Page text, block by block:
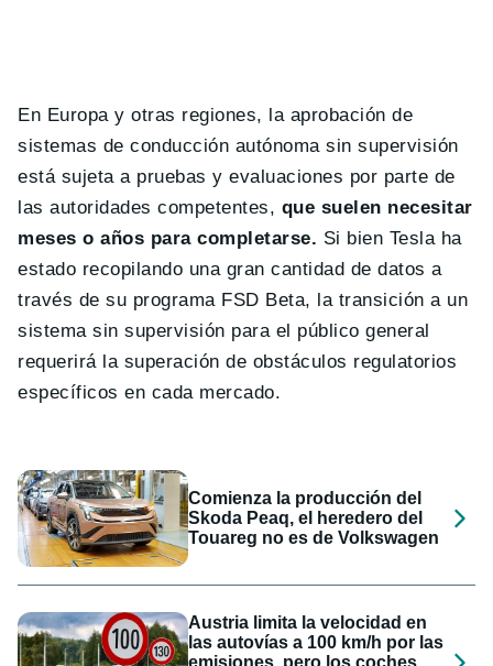
En Europa y otras regiones, la aprobación de
sistemas de conducción autónoma sin supervisión
está sujeta a pruebas y evaluaciones por parte de
las autoridades competentes, que suelen necesitar
meses o años para completarse. Si bien Tesla ha
estado recopilando una gran cantidad de datos a
través de su programa FSD Beta, la transición a un
sistema sin supervisión para el público general
requerirá la superación de obstáculos regulatorios
específicos en cada mercado.
Comienza la producción del
Skoda Peaq, el heredero del
Touareg no es de Volkswagen
Austria limita la velocidad en
las autovías a 100 km/h por las